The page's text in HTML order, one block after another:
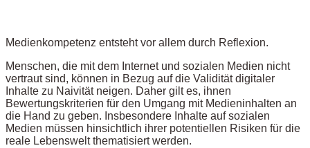
Medienkompetenz entsteht vor allem durch Reflexion.
Menschen, die mit dem Internet und sozialen Medien nicht
vertraut sind, können in Bezug auf die Validität digitaler
Inhalte zu Naivität neigen. Daher gilt es, ihnen
Bewertungskriterien für den Umgang mit Medieninhalten an
die Hand zu geben. Insbesondere Inhalte auf sozialen
Medien müssen hinsichtlich ihrer potentiellen Risiken für die
reale Lebenswelt thematisiert werden.